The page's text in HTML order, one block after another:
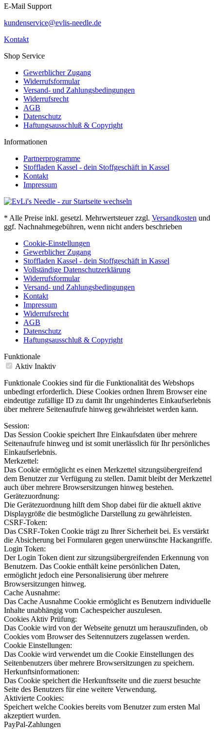
E-Mail Support
kundenservice@evlis-needle.de
Kontakt
Shop Service
Gewerblicher Zugang
Widerrufsformular
Versand- und Zahlungsbedingungen
Widerrufsrecht
AGB
Datenschutz
Haftungsausschluß & Copyright
Informationen
Partnerprogramme
Stoffladen Kassel - dein Stoffgeschäft in Kassel
Kontakt
Impressum
* Alle Preise inkl. gesetzl. Mehrwertsteuer zzgl. Versandkosten und
ggf. Nachnahmegebühren, wenn nicht anders beschrieben
Cookie-Einstellungen
Gewerblicher Zugang
Stoffladen Kassel - dein Stoffgeschäft in Kassel
Vollständige Datenschutzerklärung
Widerrufsformular
Versand- und Zahlungsbedingungen
Kontakt
Impressum
Widerrufsrecht
AGB
Datenschutz
Haftungsausschluß & Copyright
Funktionale
Aktiv Inaktiv
Funktionale Cookies sind für die Funktionalität des Webshops
unbedingt erforderlich. Diese Cookies ordnen Ihrem Browser eine
eindeutige zufällige ID zu damit Ihr ungehindertes Einkaufserlebnis
über mehrere Seitenaufrufe hinweg gewährleistet werden kann.
Session:
Das Session Cookie speichert Ihre Einkaufsdaten über mehrere
Seitenaufrufe hinweg und ist somit unerlässlich für Ihr persönliches
Einkaufserlebnis.
Merkzettel:
Das Cookie ermöglicht es einen Merkzettel sitzungsübergreifend
dem Benutzer zur Verfügung zu stellen. Damit bleibt der Merkzettel
auch über mehrere Browsersitzungen hinweg bestehen.
Gerätezuordnung:
Die Gerätezuordnung hilft dem Shop dabei für die aktuell aktive
Displaygröße die bestmögliche Darstellung zu gewährleisten.
CSRF-Token:
Das CSRF-Token Cookie trägt zu Ihrer Sicherheit bei. Es verstärkt
die Absicherung bei Formularen gegen unerwünschte Hackangriffe.
Login Token:
Der Login Token dient zur sitzungsübergreifenden Erkennung von
Benutzern. Das Cookie enthält keine persönlichen Daten,
ermöglicht jedoch eine Personalisierung über mehrere
Browsersitzungen hinweg.
Cache Ausnahme:
Das Cache Ausnahme Cookie ermöglicht es Benutzern individuelle
Inhalte unabhängig vom Cachespeicher auszulesen.
Cookies Aktiv Prüfung:
Das Cookie wird von der Webseite genutzt um herauszufinden, ob
Cookies vom Browser des Seitennutzers zugelassen werden.
Cookie Einstellungen:
Das Cookie wird verwendet um die Cookie Einstellungen des
Seitenbenutzers über mehrere Browsersitzungen zu speichern.
Herkunftsinformationen:
Das Cookie speichert die Herkunftsseite und die zuerst besuchte
Seite des Benutzers für eine weitere Verwendung.
Aktivierte Cookies:
Speichert welche Cookies bereits vom Benutzer zum ersten Mal
akzeptiert wurden.
PayPal-Zahlungen